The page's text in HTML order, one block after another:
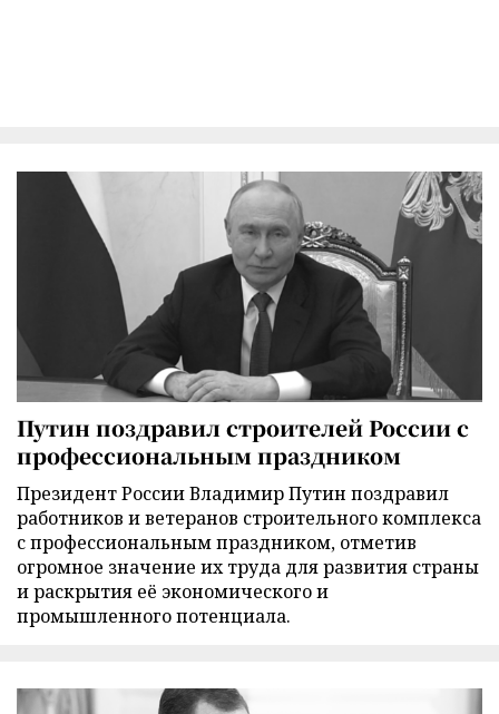
Путин поздравил строителей России с
профессиональным праздником
Президент России Владимир Путин поздравил
работников и ветеранов строительного комплекса
с профессиональным праздником, отметив
огромное значение их труда для развития страны
и раскрытия её экономического и
промышленного потенциала.